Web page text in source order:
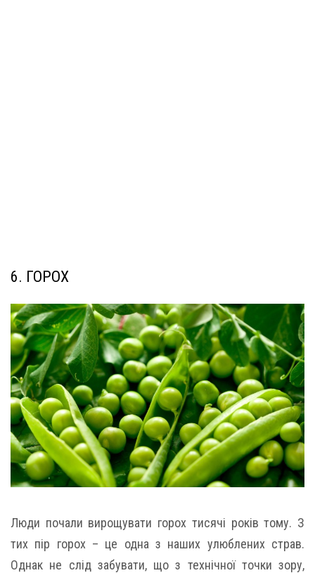
6. ГОРОХ
Люди почали вирощувати горох тисячі років тому. З
тих пір горох – це одна з наших улюблених страв.
Однак не слід забувати, що з технічної точки зору,